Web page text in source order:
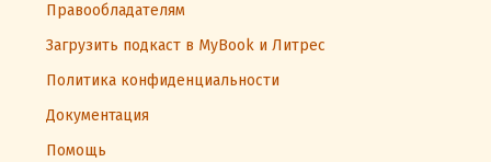
Правообладателям
Загрузить подкаст в MyBook и Литрес
Политика конфиденциальности
Документация
Помощь